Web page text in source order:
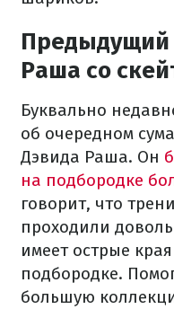
Предыдущий
Раша со
Буквально
об очередном
Дэвида Раша. Он
на подбородке
говорит, что
проходили
имеет острые
подбородке.
большую